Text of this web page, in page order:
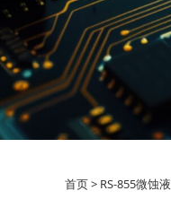
首页> RS-855微蚀液